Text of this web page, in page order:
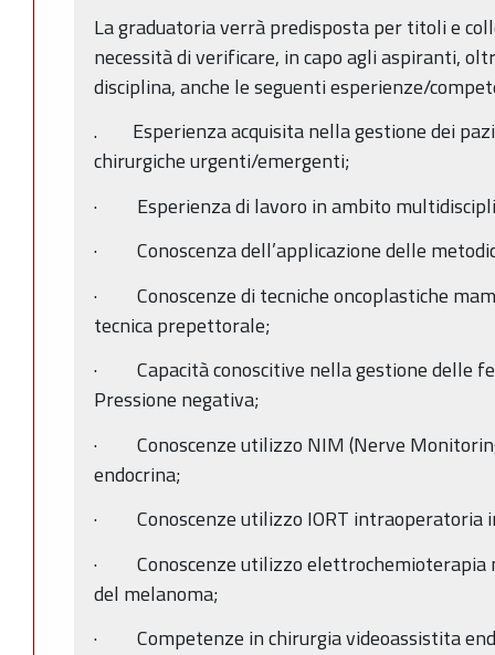
La graduatoria verrà predisposta per titoli e
necessità di verificare, in capo agli aspiranti,
disciplina, anche le seguenti esperienze/
. Esperienza acquisita nella gestione dei
chirurgiche urgenti/emergenti;
· Esperienza di lavoro in ambito
· Conoscenza dell’applicazione delle
· Conoscenze di tecniche oncoplastiche
tecnica prepettorale;
· Capacità conoscitive nella gestione delle
Pressione negativa;
· Conoscenze utilizzo NIM (Nerve
endocrina;
· Conoscenze utilizzo IORT intraoperatoria
· Conoscenze utilizzo elettrochemioterapia
del melanoma;
· Competenze in chirurgia videoassistita